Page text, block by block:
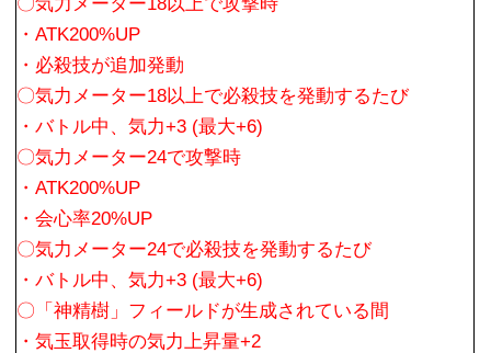
〇気力メーター18以上で攻撃時
・ATK200%UP
・必殺技が追加発動
〇気力メーター18以上で必殺技を発動するたび
・バトル中、気力+3 (最大+6)
〇気力メーター24で攻撃時
・ATK200%UP
・会心率20%UP
〇気力メーター24で必殺技を発動するたび
・バトル中、気力+3 (最大+6)
〇「神精樹」フィールドが生成されている間
・気玉取得時の気力上昇量+2